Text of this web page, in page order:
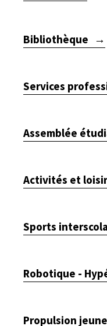
Bibliothèque
Services
Assemblée
Activités et
Sports
Robotique -
Propulsion